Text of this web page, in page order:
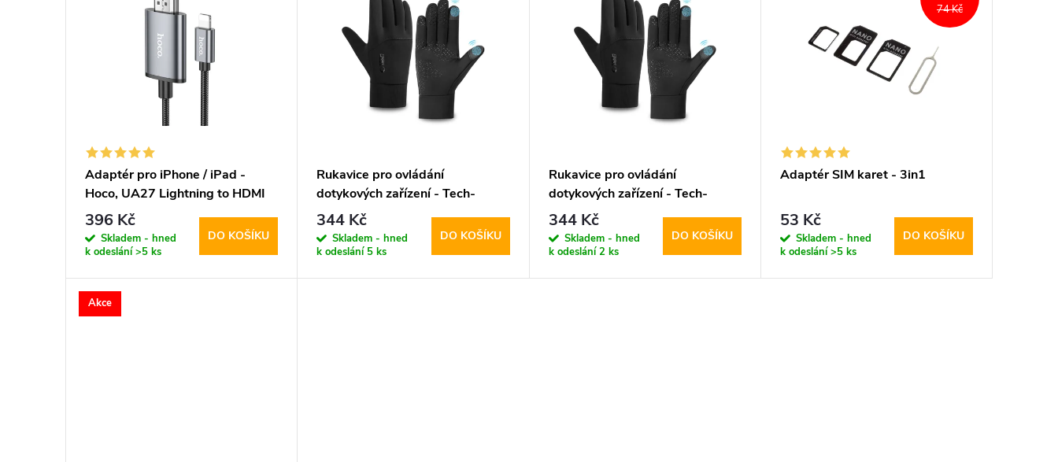
t
d
u
Adaptér pro iPhone / iPad -
Hoco, UA27 Lightning to HDMI
396 Kč
Skladem - hned
k odeslání>5 ks
DO KOŠÍKU
Rukavice pro ovládání
dotykových zařízení - Tech-
Protect, WG01 Winter
Touchscreen Gloves L
344 Kč
Skladem - hned
k odeslání 5 ks
DO KOŠÍKU
Rukavice pro ovládání
dotykových zařízení - Tech-
Protect, WG01 Winter
Touchscreen Gloves M
344 Kč
Skladem - hned
k odeslání2 ks
DO KOŠÍKU
74 Kč
Adaptér SIM karet - 3in1
53 Kč
Skladem - hned
k odeslání>5 ks
DO KOŠÍKU
Akce